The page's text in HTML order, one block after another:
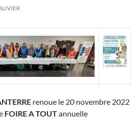
renoue le 20 novembre 2022
FOIRE A TOUTannuelle